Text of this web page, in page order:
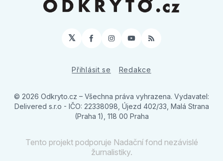
𝕏 Facebook
Instagram
YouTube
RSS
Přihlásit se Redakce
© 2026 Odkryto.cz – Všechna práva vyhrazena. Vydavatel:
Delivered s.r.o - IČO: 22338098, Újezd 402/33, Malá Strana
(Praha 1), 118 00 Praha
Tento projekt podporuje Nadační fond nezávislé
žurnalistiky.